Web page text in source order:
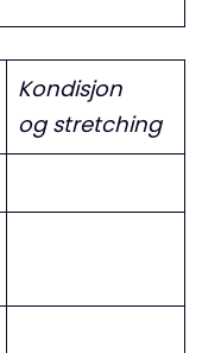
Kondisjon
og stretching